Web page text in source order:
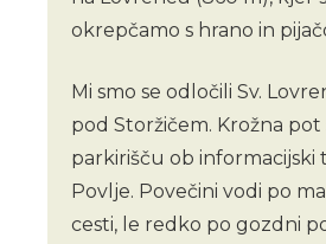
okrepčamo s hrano in
Mi smo se odločili Sv.
pod Storžičem. Krožna pot
parkirišču ob informacijski
Povlje. Povečini vodi po
cesti, le redko po gozdni